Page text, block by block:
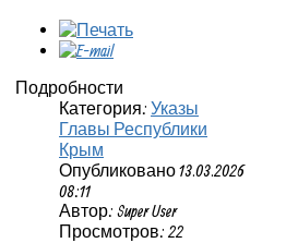
Подробности
Категория: Указы
Главы Республики
Крым
Опубликовано 13.03.2026
08:11
Автор: Super User
Просмотров: 22